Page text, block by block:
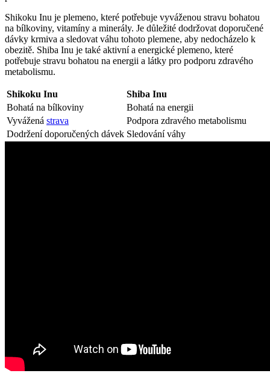
Shikoku Inu je plemeno, které potřebuje vyváženou stravu bohatou
na bílkoviny, vitamíny a minerály. Je důležité dodržovat doporučené
dávky krmiva a sledovat váhu tohoto plemene, aby nedocházelo k
obezitě. Shiba Inu je také aktivní a energické plemeno, které
potřebuje stravu bohatou na energii a látky pro podporu zdravého
metabolismu.
Shikoku Inu
Shiba Inu
Bohatá na bílkoviny
Bohatá na energii
Vyvážená strava
Podpora zdravého metabolismu
Dodržení doporučených dávek Sledování váhy